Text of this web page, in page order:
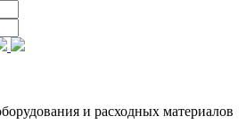
и расходных материалов